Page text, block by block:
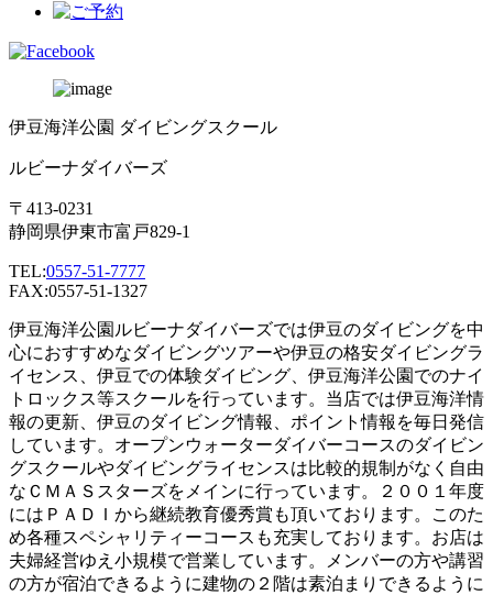
伊豆海洋公園 ダイビングスクール
ルビーナダイバーズ
〒413-0231
静岡県伊東市富戸829-1
TEL:0557-51-7777
FAX:0557-51-1327
伊豆海洋公園ルビーナダイバーズでは伊豆のダイビングを中
心におすすめなダイビングツアーや伊豆の格安ダイビングラ
イセンス、伊豆での体験ダイビング、伊豆海洋公園でのナイ
トロックス等スクールを行っています。当店では伊豆海洋情
報の更新、伊豆のダイビング情報、ポイント情報を毎日発信
しています。オープンウォーターダイバーコースのダイビン
グスクールやダイビングライセンスは比較的規制がなく自由
なＣＭＡＳスターズをメインに行っています。２００１年度
にはＰＡＤＩから継続教育優秀賞も頂いております。このた
め各種スペシャリティーコースも充実しております。お店は
夫婦経営ゆえ小規模で営業しています。メンバーの方や講習
の方が宿泊できるように建物の２階は素泊まりできるように